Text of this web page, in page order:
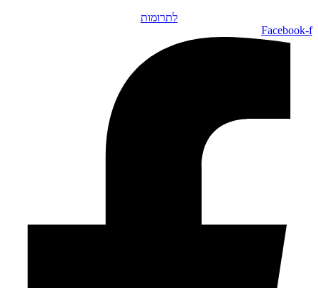
לתרומות
Facebook-f